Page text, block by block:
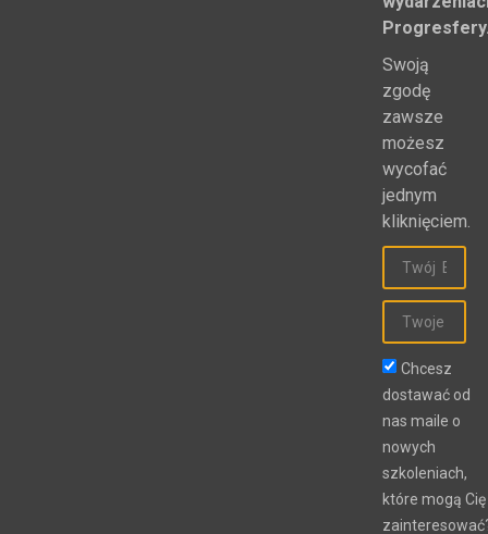
innych
Swoją
zgodę
zawsze
możesz
wycofać
jednym
kliknięciem.
nas maile o
szkoleniach,